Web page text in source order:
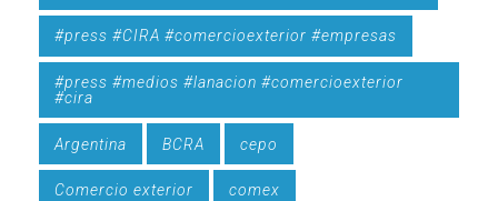
#press #CIRA #comercioexterior #empresas
#press #medios #lanacion #comercioexterior
#cira
Argentina BCRA cepo
Comercio exterior comex